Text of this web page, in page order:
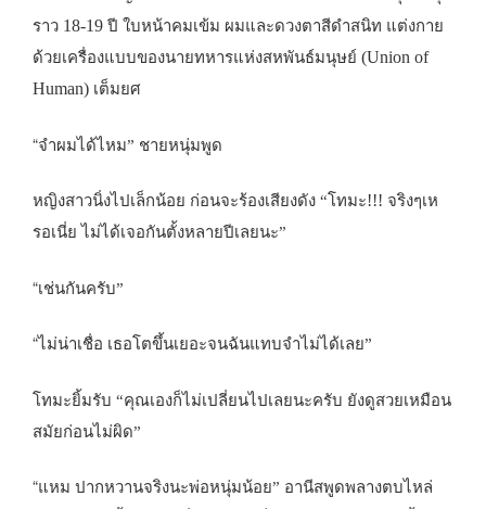
ราว 18-19 ปี ใบหน้าคมเข้ม ผมและดวงตาสีดำสนิท แต่งกาย
ด้วยเครื่องแบบของนายทหารแห่งสหพันธ์มนุษย์ (Union of
Human) เต็มยศ
“จำผมได้ไหม” ชายหนุ่มพูด
หญิงสาวนิ่งไปเล็กน้อย ก่อนจะร้องเสียงดัง “โทมะ!!! จริงๆเห
รอเนี่ย ไม่ได้เจอกันตั้งหลายปีเลยนะ”
“เช่นกันครับ”
“ไม่น่าเชื่อ เธอโตขึ้นเยอะจนฉันแทบจำไม่ได้เลย”
โทมะยิ้มรับ “คุณเองก็ไม่เปลี่ยนไปเลยนะครับ ยังดูสวยเหมือน
สมัยก่อนไม่ผิด”
“แหม ปากหวานจริงนะพ่อหนุ่มน้อย” อานีสพูดพลางตบไหล่